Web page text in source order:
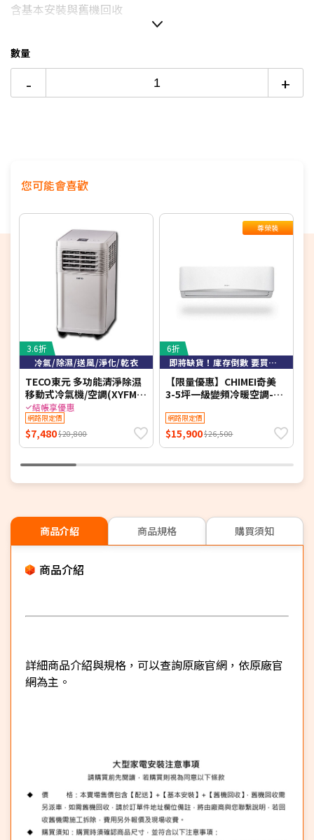
12期
熱銷冷氣機推薦→點我看達人教你買
冷氣挑選教學→點我看達人教你買
含基本安裝與舊機回收
數量
- +
您可能會喜歡
3.6折
冷氣/除濕/送風/淨化/乾衣
TECO東元 多功能清淨除濕
移動式冷氣機/空調(XYFMP-
1701FC)
結帳享優惠
網路限定價
$7,480$20,800
尊榮裝
6折
即將缺貨！庫存倒數 要買要快！
【限量優惠】CHIMEI奇美
3-5坪一級變頻冷暖空調-星
S29HG1 【含基本安裝+舊
機回收】【加贈2000元好禮
+1年安裝保固】
網路限定價
$15,900$26,500
商品介紹 商品規格 購買須知
商品介紹
詳細商品介紹與規格，可以查詢原廠官網，依原廠官
網為主。